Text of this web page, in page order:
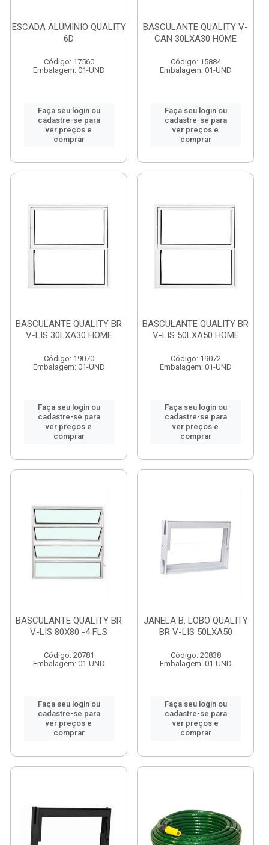
ESCADA ALUMINIO QUALITY
6D
Código: 17560
Embalagem: 01-UND
Faça seu login ou
cadastre-se para
ver preços e
comprar
BASCULANTE QUALITY V-
CAN 30LXA30 HOME
Código: 15884
Embalagem: 01-UND
Faça seu login ou
cadastre-se para
ver preços e
comprar
BASCULANTE QUALITY BR
V-LIS 30LXA30 HOME
Código: 19070
Embalagem: 01-UND
Faça seu login ou
cadastre-se para
ver preços e
comprar
BASCULANTE QUALITY BR
V-LIS 50LXA50 HOME
Código: 19072
Embalagem: 01-UND
Faça seu login ou
cadastre-se para
ver preços e
comprar
BASCULANTE QUALITY BR
V-LIS 80X80 -4 FLS
Código: 20781
Embalagem: 01-UND
Faça seu login ou
cadastre-se para
ver preços e
comprar
JANELA B. LOBO QUALITY
BR V-LIS 50LXA50
Código: 20838
Embalagem: 01-UND
Faça seu login ou
cadastre-se para
ver preços e
comprar